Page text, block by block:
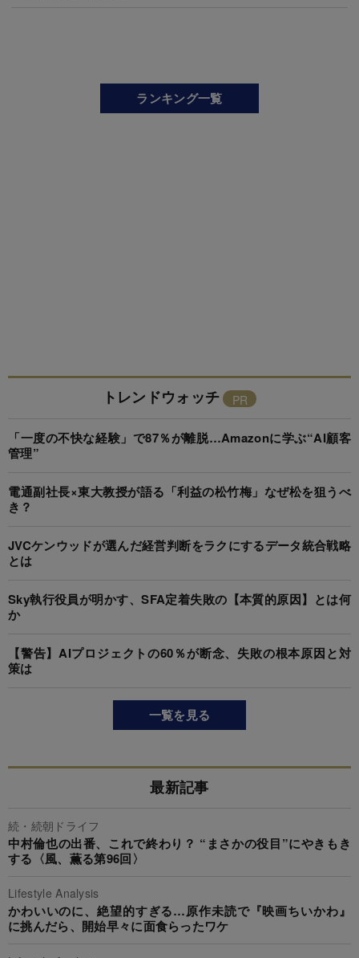
ランキング一覧
トレンドウォッチ
「一度の不快な経験」で87％が離脱…Amazonに学ぶ“AI顧客
管理”
電通副社長×東大教授が語る「利益の松竹梅」なぜ松を狙うべ
き？
JVCケンウッドが選んだ経営判断をラクにするデータ統合戦略
とは
Sky執行役員が明かす、SFA定着失敗の【本質的原因】とは何
か
【警告】AIプロジェクトの60％が断念、失敗の根本原因と対
策は
一覧を見る
最新記事
続・続朝ドライフ
中村倫也の出番、これで終わり？ “まさかの役目”にやきもき
する〈風、薫る第96回〉
Lifestyle Analysis
かわいいのに、絶望的すぎる…原作未読で『映画ちいかわ』
に挑んだら、開始早々に面食らったワケ